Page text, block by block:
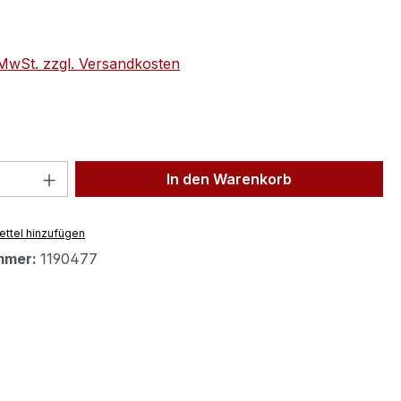
zzgl. Versandkosten
Anzahl: Gib den gewünschten Wert
In den Warenkorb
hinzufügen
1190477